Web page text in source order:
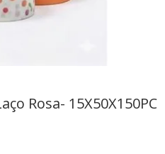
Rosa- 15X50X150PC